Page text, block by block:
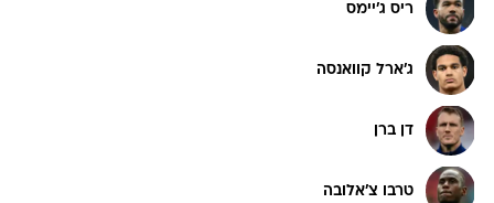
ריס ג'יימס
ג'ארל קוואנסה
דן ברן
טרבו צ'אלובה